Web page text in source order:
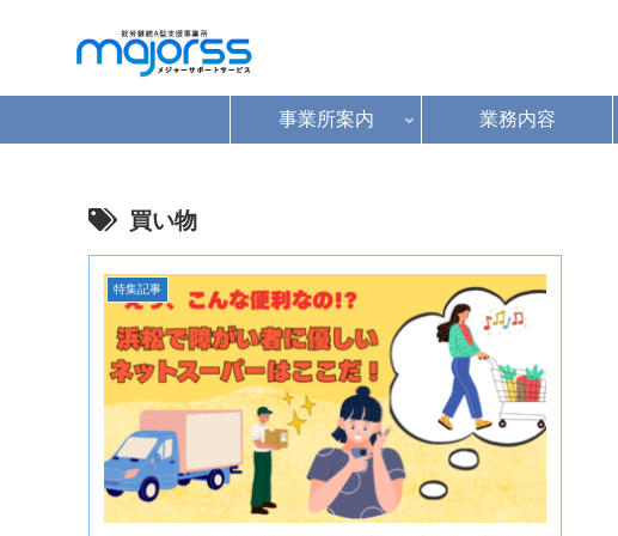
事業所案内 業務内容
買い物
特集記事